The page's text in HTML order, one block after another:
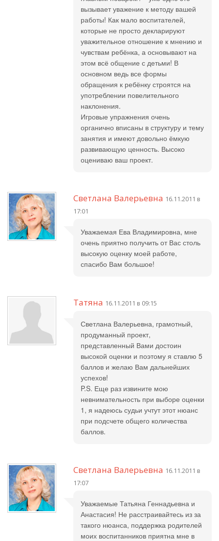
вызывает уважение к методу вашей
работы! Как мало воспитателей,
которые не просто декларируют
уважительное отношение к мнению и
чувствам ребёнка, а основывают на
этом всё общение с детьми! В
основном ведь все формы
обращения к ребёнку строятся на
употреблении повелительного
наклонения.
Игровые упражнения очень
органично вписаны в структуру и тему
занятия и имеют довольно ёмкую
развивающую ценность. Высоко
оцениваю ваш проект.
Светлана Валерьевна 16.11.2011 в
17:01
Уважаемая Ева Владимировна, мне
очень приятно получить от Вас столь
высокую оценку моей работе,
спасибо Вам большое!
Татяна 16.11.2011 в 09:15
Светлана Валерьевна, грамотный,
продуманный проект,
представленный Вами достоин
высокой оценки и поэтому я ставлю 5
баллов и желаю Вам дальнейших
успехов!
P.S. Еще раз извините мою
невнимательность при выборе оценки
1, я надеюсь судьи учтут этот нюанс
при подсчете общего количества
баллов.
Светлана Валерьевна 16.11.2011 в
17:07
Уважаемые Татьяна Геннадьевна и
Анастасия! Не расстраивайтесь из за
такого нюанса, поддержка родителей
моих воспитанников приятна мне в